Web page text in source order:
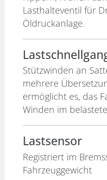
Lasthalteventil für
Öldruckanlage.
Stützwinden an
mehrere
ermöglicht es, das
Winden im
Lastsensor
Registriert im
Fahrzeuggewicht